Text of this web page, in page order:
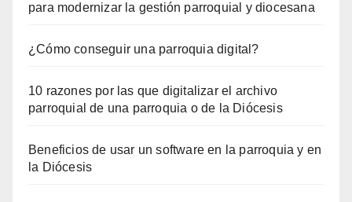
para modernizar la gestión parroquial y diocesana
¿Cómo conseguir una parroquia digital?
10 razones por las que digitalizar el archivo
parroquial de una parroquia o de la Diócesis
Beneficios de usar un software en la parroquia y en
la Diócesis